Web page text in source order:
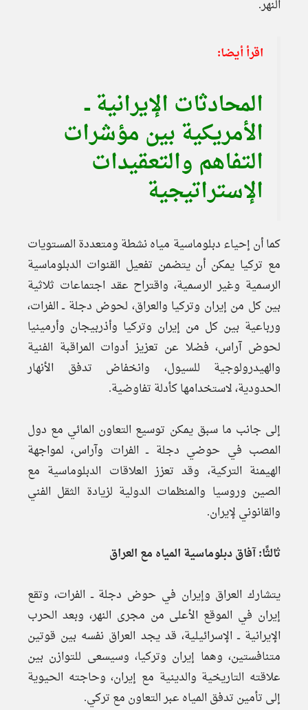
النهر.
اقرأ أيضا:
المحادثات الإيرانية ــ
الأمريكية بين مؤشرات
التفاهم والتعقيدات
الإستراتيجية
كما أن إحياء دبلوماسية مياه نشطة ومتعددة المستويات
مع تركيا يمكن أن يتضمن تفعيل القنوات الدبلوماسية
الرسمية وغير الرسمية، واقتراح عقد اجتماعات ثلاثية
بين كل من إيران وتركيا والعراق، لحوض دجلة ــ الفرات،
ورباعية بين كل من إيران وتركيا وأذربيجان وأرمينيا
لحوض آراس، فضلا عن تعزيز أدوات المراقبة الفنية
والهيدرولوجية للسيول، وانخفاض تدفق الأنهار
الحدودية، لاستخدامها كأدلة تفاوضية.
إلى جانب ما سبق يمكن توسيع التعاون المائي مع دول
المصب في حوضي دجلة ــ الفرات وآراس، لمواجهة
الهيمنة التركية، وقد تعزز العلاقات الدبلوماسية مع
الصين وروسيا والمنظمات الدولية لزيادة الثقل الفني
والقانوني لإيران.
ثالثًا: آفاق دبلوماسية المياه مع العراق
يتشارك العراق وإيران في حوض دجلة ــ الفرات، وتقع
إيران في الموقع الأعلى من مجرى النهر، وبعد الحرب
الإيرانية ــ الإسرائيلية، قد يجد العراق نفسه بين قوتين
متنافستين، وهما إيران وتركيا، وسيسعى للتوازن بين
علاقته التاريخية والدينية مع إيران، وحاجته الحيوية
إلى تأمين تدفق المياه عبر التعاون مع تركي.